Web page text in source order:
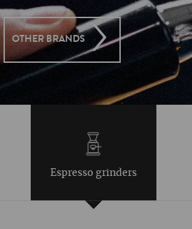
OTHER BRANDS
Espresso grinders